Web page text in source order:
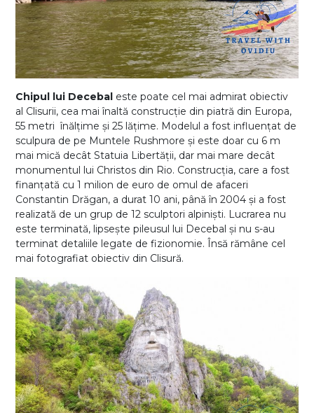
Chipul lui Decebal este poate cel mai admirat obiectiv
al Clisurii, cea mai înaltă construcție din piatră din Europa,
55 metri înălțime și 25 lățime. Modelul a fost influențat de
sculpura de pe Muntele Rushmore și este doar cu 6 m
mai mică decât Statuia Libertății, dar mai mare decât
monumentul lui Christos din Rio. Construcția, care a fost
finanțată cu 1 milion de euro de omul de afaceri
Constantin Drăgan, a durat 10 ani, până în 2004 și a fost
realizată de un grup de 12 sculptori alpiniști. Lucrarea nu
este terminată, lipsește pileusul lui Decebal și nu s-au
terminat detaliile legate de fizionomie. Însă rămâne cel
mai fotografiat obiectiv din Clisură.